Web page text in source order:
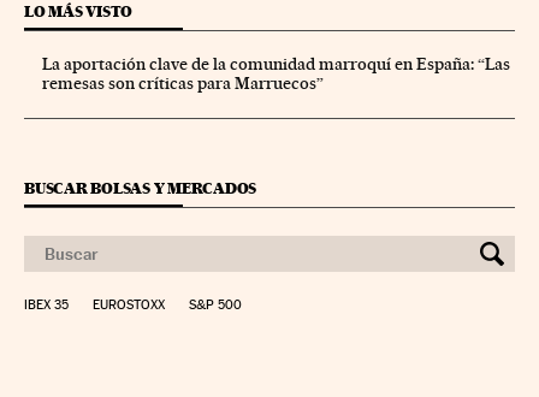
LO MÁS VISTO
La aportación clave de la comunidad marroquí en España: “Las
remesas son críticas para Marruecos”
BUSCAR BOLSAS Y MERCADOS
IBEX 35 EUROSTOXX S&P 500